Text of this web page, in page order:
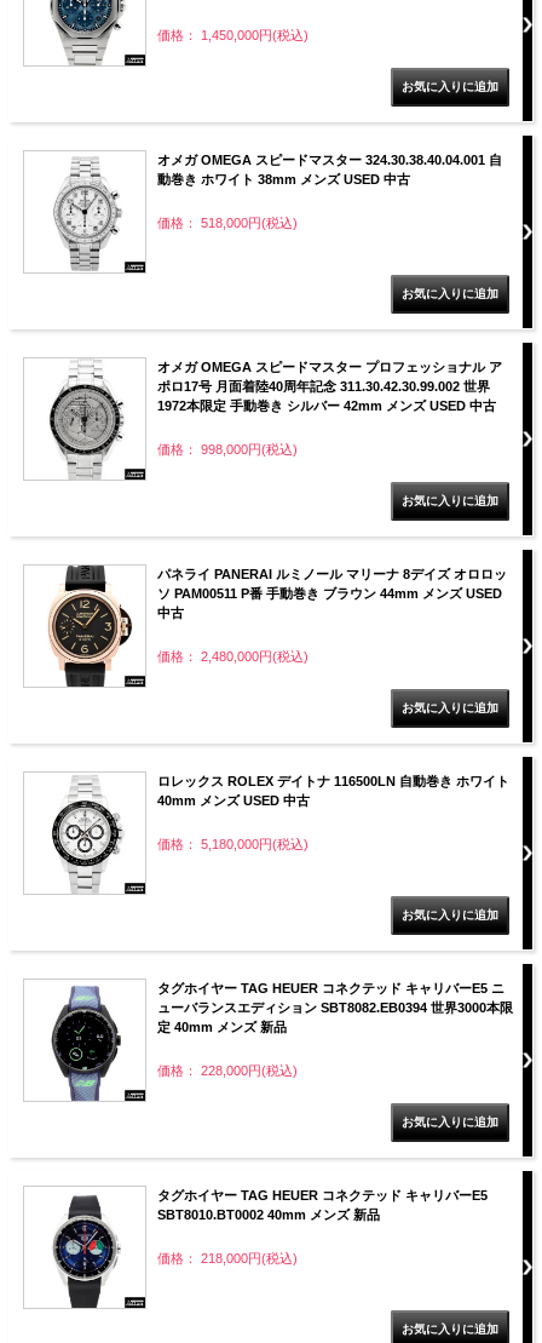
価格： 1,450,000円(税込)
オメガ OMEGA スピードマスター 324.30.38.40.04.001 自
動巻き ホワイト 38mm メンズ USED 中古
価格： 518,000円(税込)
オメガ OMEGA スピードマスター プロフェッショナル ア
ポロ17号 月面着陸40周年記念 311.30.42.30.99.002 世界
1972本限定 手動巻き シルバー 42mm メンズ USED 中古
価格： 998,000円(税込)
パネライ PANERAI ルミノール マリーナ 8デイズ オロロッ
ソ PAM00511 P番 手動巻き ブラウン 44mm メンズ USED
中古
価格： 2,480,000円(税込)
ロレックス ROLEX デイトナ 116500LN 自動巻き ホワイト
40mm メンズ USED 中古
価格： 5,180,000円(税込)
タグホイヤー TAG HEUER コネクテッド キャリバーE5 ニ
ューバランスエディション SBT8082.EB0394 世界3000本限
定 40mm メンズ 新品
価格： 228,000円(税込)
タグホイヤー TAG HEUER コネクテッド キャリバーE5
SBT8010.BT0002 40mm メンズ 新品
価格： 218,000円(税込)